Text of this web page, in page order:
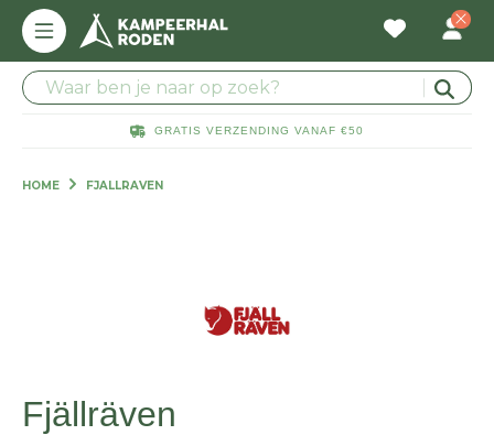
GRATIS VERZENDING VANAF €50
HOME FJALLRAVEN
Fjällräven